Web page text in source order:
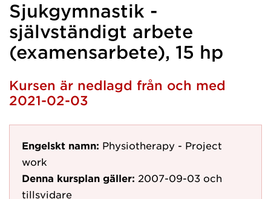
Sjukgymnastik -
självständigt arbete
(examensarbete), 15 hp
Kursen är nedlagd från och med
2021-02-03
Engelskt namn: Physiotherapy - Project
work
Denna kursplan gäller: 2007-09-03 och
tillsvidare